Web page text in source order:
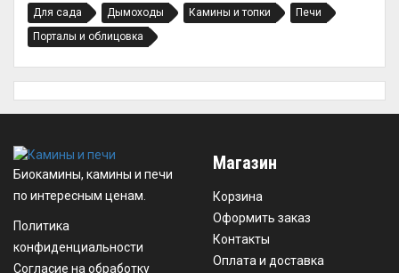
Для сада
Дымоходы Камины и топки
Печи
Порталы и облицовка
Биокамины, камины и печи
по интересным ценам.
Политика
конфиденциальности
Согласие на обработку
Магазин
Корзина
Оформить заказ
Контакты
Оплата и доставка